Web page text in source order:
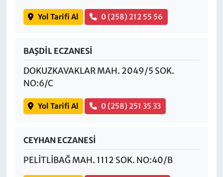
Yol Tarifi Al 0 (258) 212 55 56
BAŞDİL ECZANESİ
DOKUZKAVAKLAR MAH. 2049/5 SOK.
NO:6/C
Yol Tarifi Al 0 (258) 251 35 33
CEYHAN ECZANESİ
PELİTLİBAĞ MAH. 1112 SOK. NO:40/B